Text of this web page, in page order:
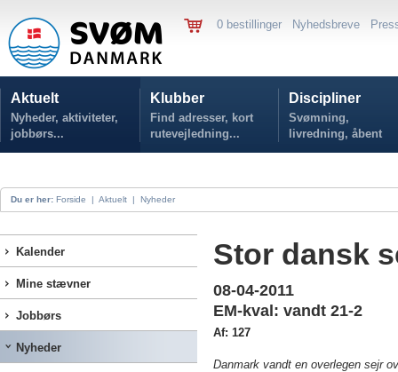
0 bestillinger Nyhedsbreve
Aktuelt
Nyheder, aktiviteter,
jobbørs...
Klubber
Find adresser, kort
rutevejledning...
Discipliner
Svømning,
livredning, åbent
vand...
Du er her: Forside | Aktuelt | Nyheder
Kalender
Mine stævner
Jobbørs
Nyheder
Stor dansk
08-04-2011
EM-kval: vandt 21-2
Af: 127
Danmark vandt en overlegen sejr